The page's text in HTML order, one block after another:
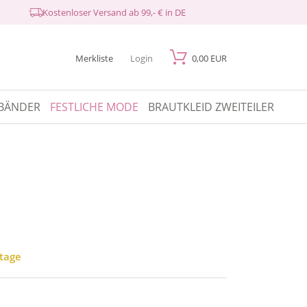
Kostenloser Versand ab 99,- € in DE
Merkliste Login 0,00 EUR
FESTLICHE MODE BRAUTKLEID ZWEITEILER